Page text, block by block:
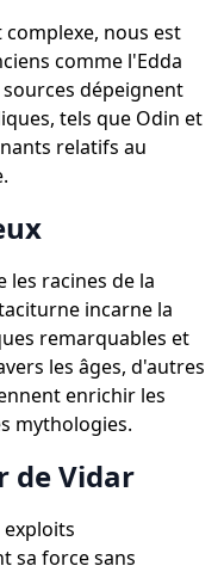
nous est
comme l'Edda
sources dépeignent
tels que Odin et
relatifs au
les racines de la
incarne la
remarquables et
les âges, d'autres
enrichir les
mythologies.
de Vidar
exploits
sa force sans